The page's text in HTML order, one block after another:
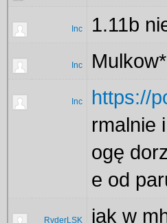
Inc 1.11b
Inc Mulkow*
Inc
https://
rmalnie
ogę
e od
RyderLSK
jak w